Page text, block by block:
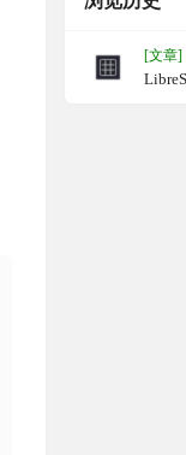
[文章]